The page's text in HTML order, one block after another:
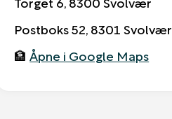
Postboks 52, 8301 Svolvær
🏦Åpne i Google Maps